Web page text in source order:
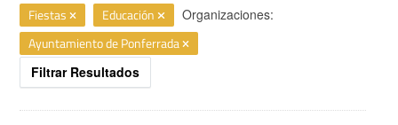
Fiestas
Educación Organizaciones:
Ayuntamiento de Ponferrada
Filtrar Resultados